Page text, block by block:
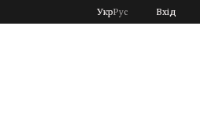
УкрРус Вхід